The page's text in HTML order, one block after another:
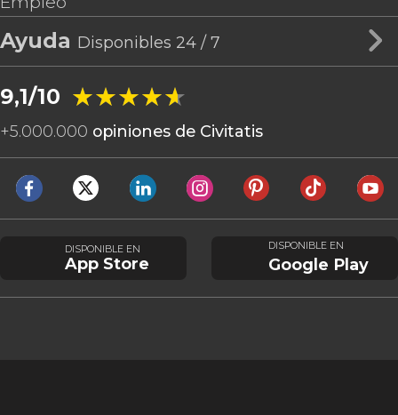
Ayuda Disponibles 24 / 7
9,1/10 ★★★★★
★★★★★
+5.000.000 opiniones de Civitatis
DISPONIBLE EN
App Store
DISPONIBLE EN
Google Play